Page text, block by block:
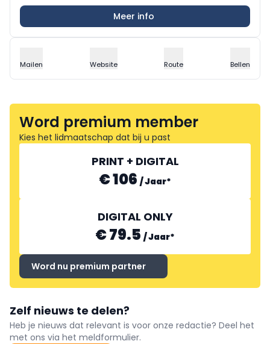
Meer info
Mailen Website Route Bellen
Word premium member
Kies het lidmaatschap dat bij u past
PRINT + DIGITAL
€ 106 /Jaar*
DIGITAL ONLY
€ 79.5 /Jaar*
Word nu premium partner
Zelf nieuws te delen?
Heb je nieuws dat relevant is voor onze redactie? Deel het
met ons via het meldformulier.